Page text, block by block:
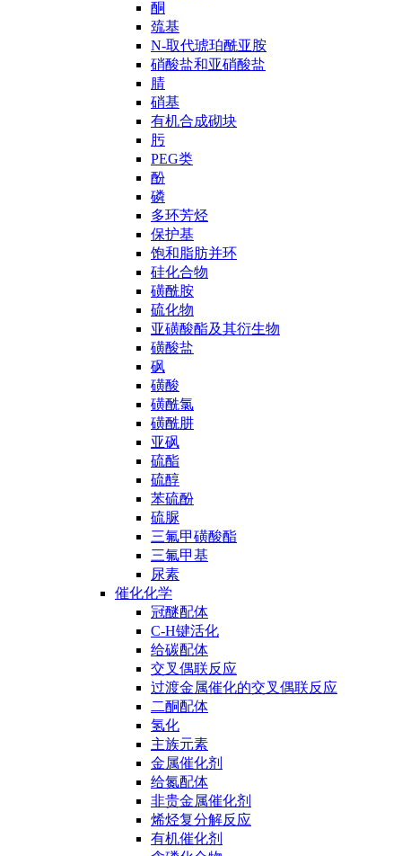
酮
巯基
N-取代琥珀酰亚胺
硝酸盐和亚硝酸盐
腈
硝基
有机合成砌块
肟
PEG类
酚
磷
多环芳烃
保护基
饱和脂肪并环
硅化合物
磺酰胺
硫化物
亚磺酸酯及其衍生物
磺酸盐
砜
磺酸
磺酰氯
磺酰肼
亚砜
硫酯
硫醇
苯硫酚
硫脲
三氟甲磺酸酯
三氟甲基
尿素
催化化学
冠醚配体
C-H键活化
给碳配体
交叉偶联反应
过渡金属催化的交叉偶联反应
二酮配体
氢化
主族元素
金属催化剂
给氮配体
非贵金属催化剂
烯烃复分解反应
有机催化剂